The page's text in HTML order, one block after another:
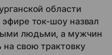
области
ток-шоу назвал
людьми, а мужчин
свою трактовку